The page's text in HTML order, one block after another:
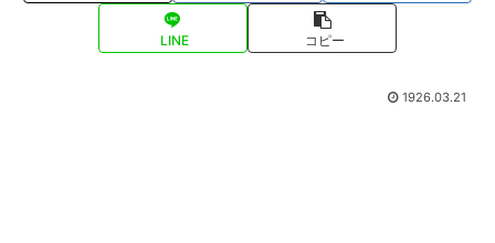
LINE コピー
1926.03.21